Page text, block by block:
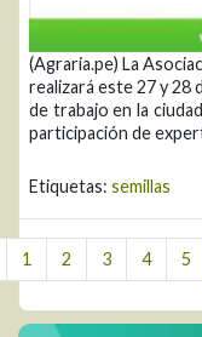
(Agraria.pe) La
realizará este 27 y 28
de trabajo en la
participación de
Etiquetas: semillas
1 2 3 4 5